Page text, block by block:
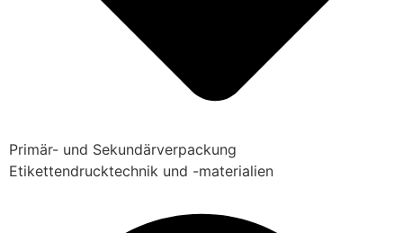
Primär- und Sekundärverpackung
Etikettendrucktechnik und -materialien